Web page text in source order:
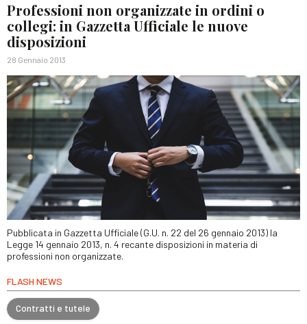
Professioni non organizzate in ordini o
collegi: in Gazzetta Ufficiale le nuove
disposizioni
28 Gennaio 2013
Pubblicata in Gazzetta Ufficiale (G.U. n. 22 del 26 gennaio 2013) la
Legge 14 gennaio 2013, n. 4 recante disposizioni in materia di
professioni non organizzate.
FLASH NEWS
Contratti e tutele